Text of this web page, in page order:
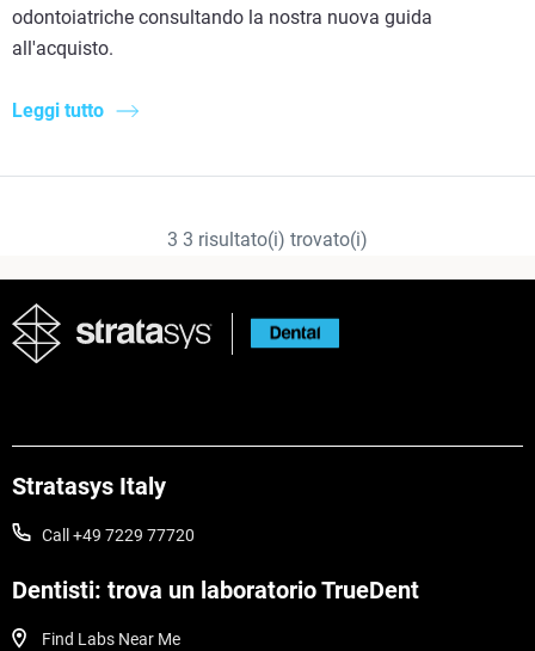
odontoiatriche consultando la nostra nuova guida
all'acquisto.
Leggi tutto
3 3 risultato(i) trovato(i)
Stratasys Italy
Call +49 7229 77720
Dentisti: trova un laboratorio TrueDent
Find Labs Near Me